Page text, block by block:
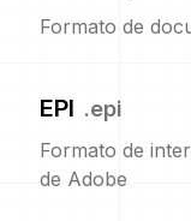
Formato de
EPI .epi
Formato de
de Adobe